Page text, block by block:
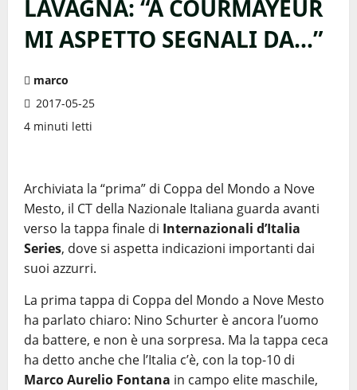
LAVAGNA: “A COURMAYEUR
MI ASPETTO SEGNALI DA…”
marco
2017-05-25
4 minuti letti
Archiviata la “prima” di Coppa del Mondo a Nove
Mesto, il CT della Nazionale Italiana guarda avanti
verso la tappa finale di Internazionali d’Italia
Series, dove si aspetta indicazioni importanti dai
suoi azzurri.
La prima tappa di Coppa del Mondo a Nove Mesto
ha parlato chiaro: Nino Schurter è ancora l’uomo
da battere, e non è una sorpresa. Ma la tappa ceca
ha detto anche che l’Italia c’è, con la top-10 di
Marco Aurelio Fontana in campo elite maschile,